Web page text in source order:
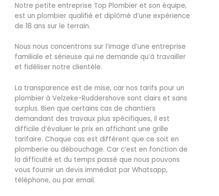
Notre petite entreprise Top Plombier et son équipe,
est un plombier qualifié et diplômé d’une expérience
de 18 ans sur le terrain.
Nous nous concentrons sur l’image d’une entreprise
familiale et sérieuse qui ne demande qu’à travailler
et fidéliser notre clientèle.
La transparence est de mise, car nos tarifs pour un
plombier à Velzeke-Ruddershove sont clairs et sans
surplus. Bien que certains cas de chantiers
demandant des travaux plus spécifiques, il est
difficile d’évaluer le prix en affichant une grille
tarifaire. Chaque cas est différent que ce soit en
plomberie ou débouchage. Car c’est en fonction de
la difficulté et du temps passé que nous pouvons
vous fournir un devis immédiat par Whatsapp,
téléphone, ou par email.